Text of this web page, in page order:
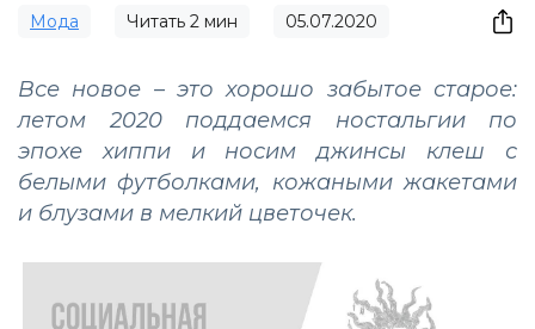
Мода Читать 2 мин 05.07.2020
Все новое – это хорошо забытое старое:
летом 2020 поддаемся ностальгии по
эпохе хиппи и носим джинсы клеш с
белыми футболками, кожаными жакетами
и блузами в мелкий цветочек.